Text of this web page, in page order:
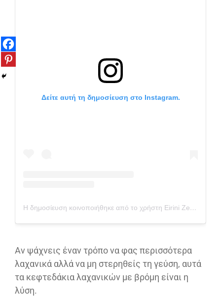
Δείτε αυτή τη δημοσίευση στο Instagram.
Η δημοσίευση κοινοποιήθηκε από το χρήστη Eirini Zevelaki (@paxxigr)
Αν ψάχνεις έναν τρόπο να φας περισσότερα
λαχανικά αλλά να μη στερηθείς τη γεύση, αυτά
τα κεφτεδάκια λαχανικών με βρόμη είναι η
λύση.